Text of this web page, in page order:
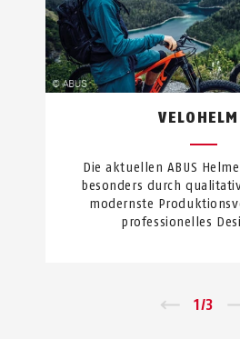
Die aktuellen ABUS
besonders durch
modernste
professionelles
1 /3